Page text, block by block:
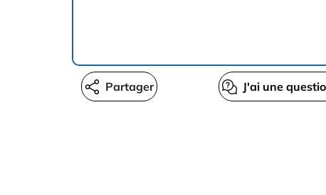
J'ai une
Partager